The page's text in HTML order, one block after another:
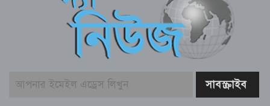
জুলাই আন্দোলনের ত্যাগকে চূড়ান্ত পর্যায়ে
নিয়ে যেতে হবে – তথ্যমন্ত্রী
পুলিশ কর্মকর্তাদের নিয়ে অপপ্রচার, কঠোর